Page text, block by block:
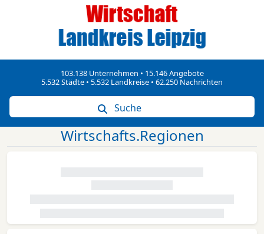
103.138 Unternehmen • 15.146 Angebote
5.532 Städte • 5.532 Landkreise • 62.250 Nachrichten
Suche
Wirtschafts.Regionen